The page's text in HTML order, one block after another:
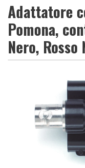
Adattatore
Pomona,
Nero, Rosso